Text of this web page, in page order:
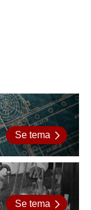
Se tema
Se tema